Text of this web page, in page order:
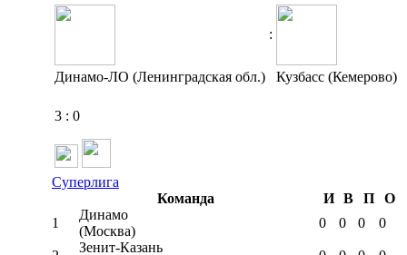
:
Динамо-ЛО (Ленинградская обл.) Кузбасс (Кемерово)
3 : 0
Суперлига
Команда
И В П
О
1
Динамо
(Москва)
0 0 0 0
Зенит-Казань